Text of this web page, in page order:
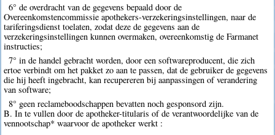
6° de overdracht van de gegevens bepaald door de
Overeenkomstencommissie apothekers-verzekeringsinstellingen, naar de
tariferingsdienst toelaten, zodat deze de gegevens aan de
verzekeringsinstellingen kunnen overmaken, overeenkomstig de Farmanet
instructies;
7° in de handel gebracht worden, door een softwareproducent, die zich
ertoe verbindt om het pakket zo aan te passen, dat de gebruiker de gegevens
die hij heeft ingebracht, kan recupereren bij aanpassingen of verandering
van software;
8° geen reclameboodschappen bevatten noch gesponsord zijn.
B. In te vullen door de apotheker-titularis of de verantwoordelijke van de
vennootschap* waarvoor de apotheker werkt :